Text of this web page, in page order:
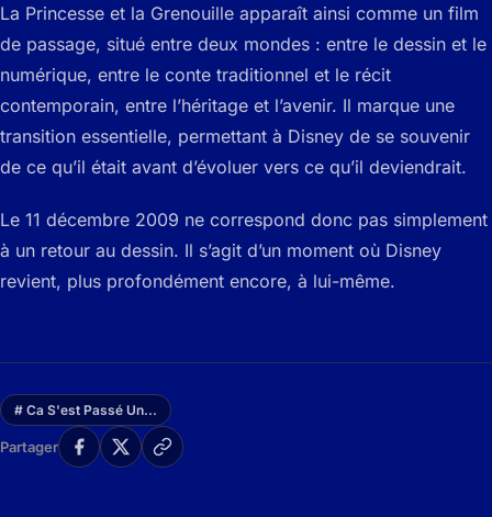
La Princesse et la Grenouille apparaît ainsi comme un film
de passage, situé entre deux mondes : entre le dessin et le
numérique, entre le conte traditionnel et le récit
contemporain, entre l’héritage et l’avenir. Il marque une
transition essentielle, permettant à Disney de se souvenir
de ce qu’il était avant d’évoluer vers ce qu’il deviendrait.
Le 11 décembre 2009 ne correspond donc pas simplement
à un retour au dessin. Il s’agit d’un moment où Disney
revient, plus profondément encore, à lui-même.
# Ca S'est Passé Un...
Partager